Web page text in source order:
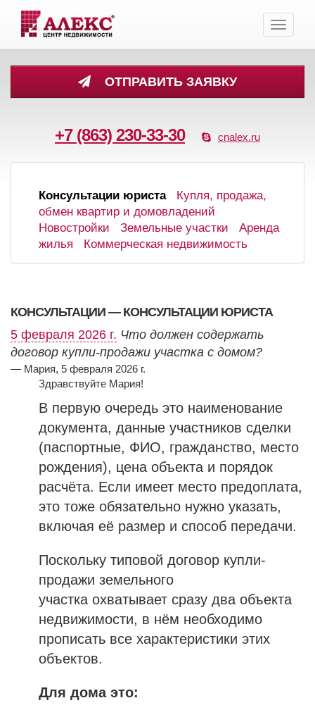
ОТПРАВИТЬ ЗАЯВКУ
+7 (863) 230-33-30 cnalex.ru
Toggle
Консультации юриста
Купля, продажа,
обмен квартир и домовладений
Новостройки
Земельные участки
Аренда
жилья
Коммерческая недвижимость
КОНСУЛЬТАЦИИ — КОНСУЛЬТАЦИИ ЮРИСТА
5 февраля 2026 г. Что должен содержать
договор купли-продажи участка с домом?
— Мария, 5 февраля 2026 г.
Здравствуйте Мария!
В первую очередь это наименование
документа, данные участников сделки
(паспортные, ФИО, гражданство, место
рождения), цена объекта и порядок
расчёта. Если имеет место предоплата,
это тоже обязательно нужно указать,
включая её размер и способ передачи.
Поскольку типовой договор купли-
продажи земельного
участка охватывает сразу два объекта
недвижимости, в нём необходимо
прописать все характеристики этих
объектов.
Для дома это: